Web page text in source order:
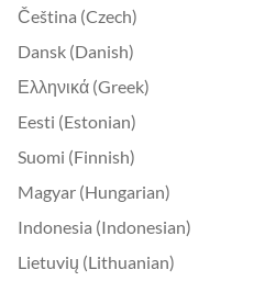
Čeština (Czech)
Dansk (Danish)
Ελληνικά (Greek)
Eesti (Estonian)
Suomi (Finnish)
Magyar (Hungarian)
Indonesia (Indonesian)
Lietuvių (Lithuanian)